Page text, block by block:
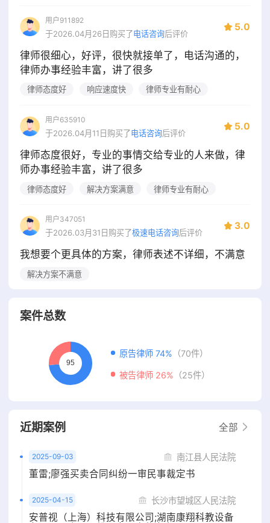
用户911892
于2026.04月26日购买了电话咨询后评价
5.0
律师很细心，好评，很快就接单了，电话沟通的，
律师办事经验丰富，讲了很多
律师态度好 响应速度快 律师专业有耐心
用户635910
于2026.04月11日购买了电话咨询后评价
5.0
律师态度很好，专业的事情交给专业的人来做，律
师办事经验丰富，讲了很多
律师态度好 解决方案满意 律师专业有耐心
用户347051
于2026.03月31日购买了极速电话咨询后评价
3.0
我想要个更具体的方案，律师表述不详细，不满意
解决方案不满意
案件总数
原告律师 74% （70件）
被告律师 26% （25件）
近期案例 全部
2025-09-03 南江县人民法院
董雷;廖强买卖合同纠纷一审民事裁定书
2025-04-15 长沙市望城区人民法院
安普视（上海）科技有限公司;湖南康翔科教设备